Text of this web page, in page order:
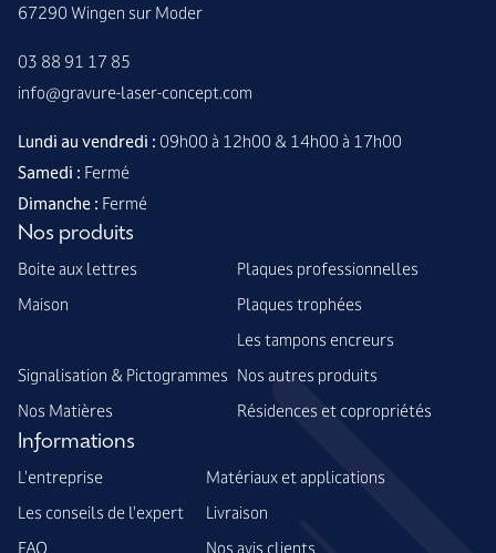
67290 Wingen sur Moder
03 88 91 17 85
info@gravure-laser-concept.com
Lundi au vendredi : 09h00 à 12h00 & 14h00 à 17h00
Samedi : Fermé
Dimanche : Fermé
Nos produits
Boite aux lettres
Plaques professionnelles
Maison
Plaques trophées
Les tampons encreurs
Signalisation & Pictogrammes Nos autres produits
Nos Matières
Résidences et copropriétés
Informations
L'entreprise
Matériaux et applications
Les conseils de l'expert
Livraison
FAQ
Nos avis clients